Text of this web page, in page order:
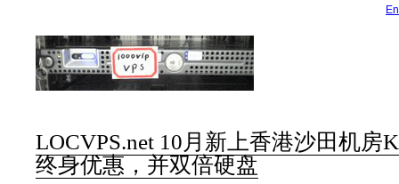
LOCVPS.net 10月新上香港沙田机房
终身优惠，并双倍硬盘